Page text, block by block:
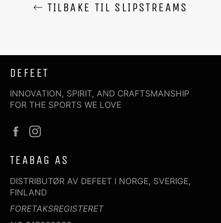
TILBAKE TIL SLIPSTREAMS
DEFEET
INNOVATION, SPIRIT, AND CRAFTSMANSHIP
FOR THE SPORTS WE LOVE
Facebook
TEABAG AS
DISTRIBUTØR AV DEFEET I NORGE, SVERIGE,
FINLAND
FORETAKSREGISTERET